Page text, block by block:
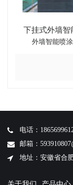
下挂式外墙智
器人
外墙智能喷
电话：
邮箱：
地址：安徽省合